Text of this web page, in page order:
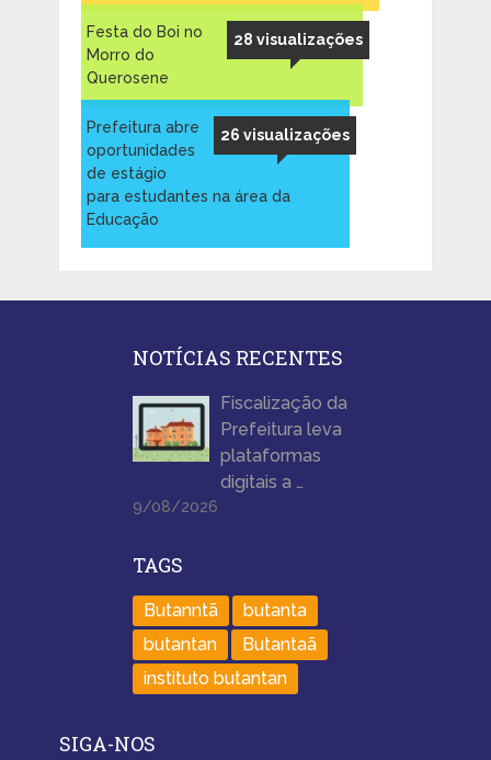
28 visualizações
Festa do Boi no
Morro do
Querosene
26 visualizações
Prefeitura abre
oportunidades
de estágio
para estudantes na área da
Educação
NOTÍCIAS RECENTES
Fiscalização da
Prefeitura leva
plataformas
digitais a …
9/08/2026
TAGS
Butanntã
butanta
butantan
Butantaã
instituto butantan
SIGA-NOS